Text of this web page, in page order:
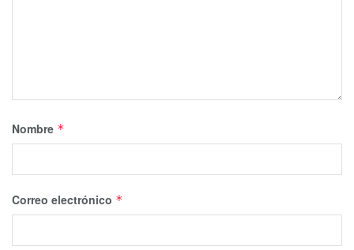
Nombre *
Correo electrónico *